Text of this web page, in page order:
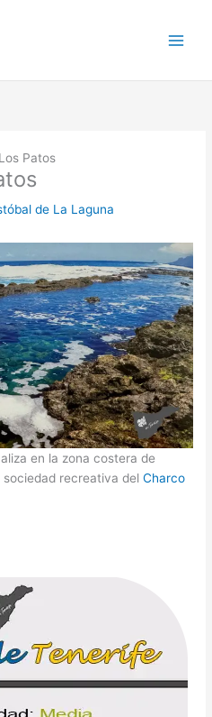
Patos
de La Laguna
en la zona costera de
sociedad recreativa delCharco